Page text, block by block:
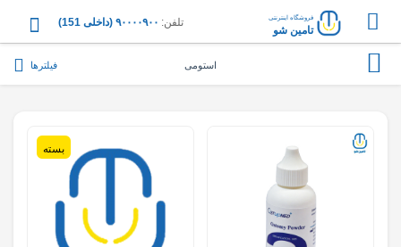
فروشگاه اینترنتی
تامین شو
تلفن: ۹۰۰۰۰۹۰۰ (داخلی 151)
استومی فیلترها
بسته